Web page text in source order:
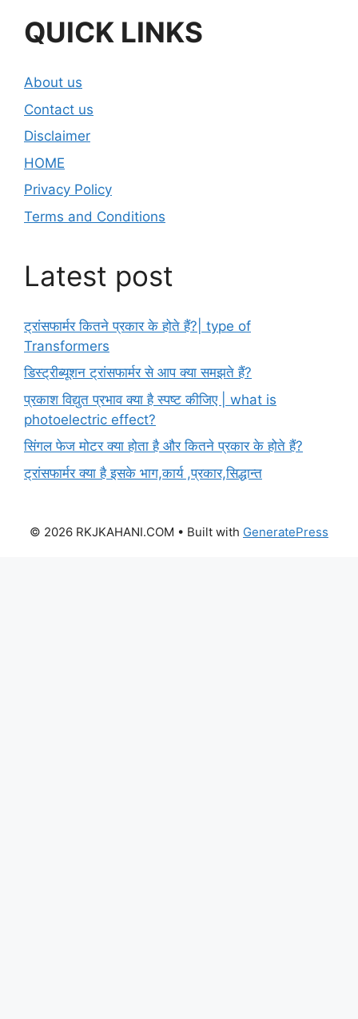
QUICK LINKS
About us
Contact us
Disclaimer
HOME
Privacy Policy
Terms and Conditions
Latest post
ट्रांसफार्मर कितने प्रकार के होते हैं?| type of
Transformers
डिस्ट्रीब्यूशन ट्रांसफार्मर से आप क्या समझते हैं?
प्रकाश विद्युत प्रभाव क्या है स्पष्ट कीजिए | what is
photoelectric effect?
सिंगल फेज मोटर क्या होता है और कितने प्रकार के होते हैं?
ट्रांसफार्मर क्या है इसके भाग,कार्य ,प्रकार,सिद्धान्त
© 2026 RKJKAHANI.COM • Built with GeneratePress